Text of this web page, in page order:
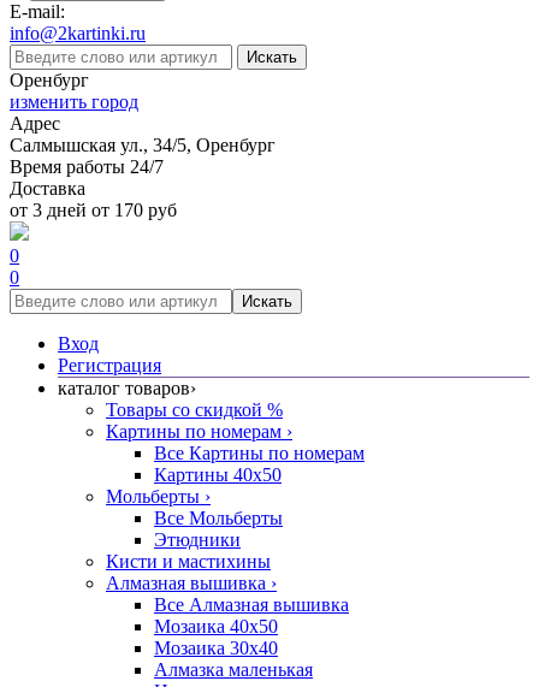
E-mail:
info@2kartinki.ru
Искать
Оренбург
изменить город
Адрес
Салмышская ул., 34/5, Оренбург
Время работы 24/7
Доставка
от 3 дней от 170 руб
0
0
Искать
Вход
Регистрация
каталог товаров›
Товары со скидкой %
Картины по номерам ›
Все Картины по номерам
Картины 40x50
Мольберты ›
Все Мольберты
Этюдники
Кисти и мастихины
Алмазная вышивка ›
Все Алмазная вышивка
Мозаика 40x50
Мозаика 30x40
Алмазка маленькая